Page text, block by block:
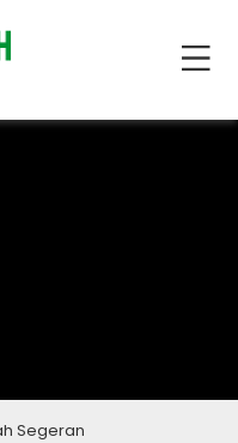
Segeran